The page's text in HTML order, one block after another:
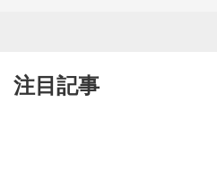
注目記事